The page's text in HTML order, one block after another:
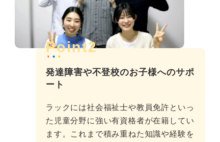
Point2
発達障害や不登校のお子様へのサポ
ート
ラックには社会福祉士や教員免許といっ
た児童分野に強い有資格者が在籍してい
ます。これまで積み重ねた知識や経験を